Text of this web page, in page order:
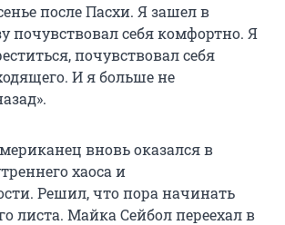
после Пасхи. Я зашел в
почувствовал себя комфортно. Я
почувствовал себя
И я больше не
вновь оказался в
хаоса и
Решил, что пора начинать
листа. Майка Сейбол переехал в